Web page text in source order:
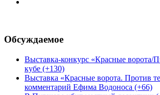
Обсуждаемое
Выставка-конкурс «Красные ворота/
кубе (+130)
Выставка «Красные ворота. Против
комментарий Ефима Водоноса (+66)